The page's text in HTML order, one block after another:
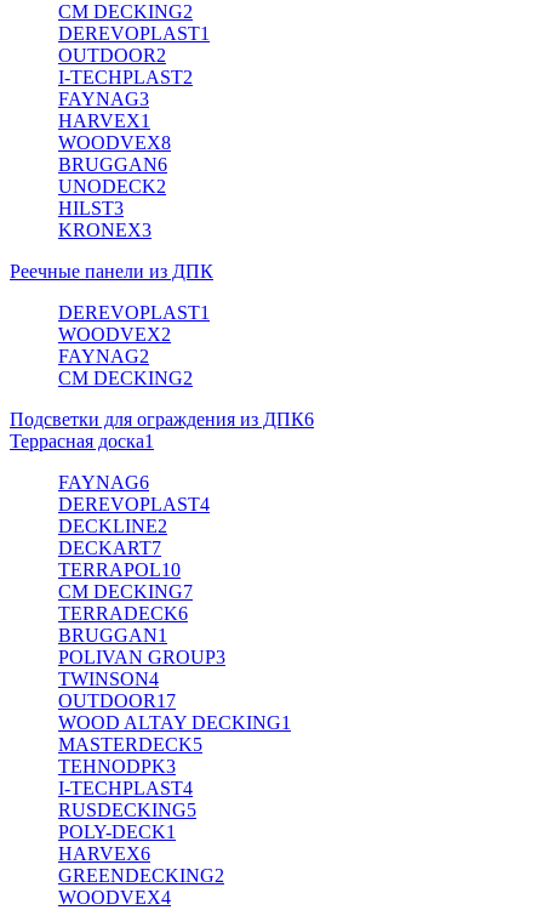
CM DECKING2
DEREVOPLAST1
OUTDOOR2
I-TECHPLAST2
FAYNAG3
HARVEX1
WOODVEX8
BRUGGAN6
UNODECK2
HILST3
KRONEX3
Реечные панели из ДПК
DEREVOPLAST1
WOODVEX2
FAYNAG2
CM DECKING2
Подсветки для ограждения из ДПК6
Террасная доска1
FAYNAG6
DEREVOPLAST4
DECKLINE2
DECKART7
TERRAPOL10
CM DECKING7
TERRADECK6
BRUGGAN1
POLIVAN GROUP3
TWINSON4
OUTDOOR17
WOOD ALTAY DECKING1
MASTERDECK5
TEHNODPK3
I-TECHPLAST4
RUSDECKING5
POLY-DECK1
HARVEX6
GREENDECKING2
WOODVEX4